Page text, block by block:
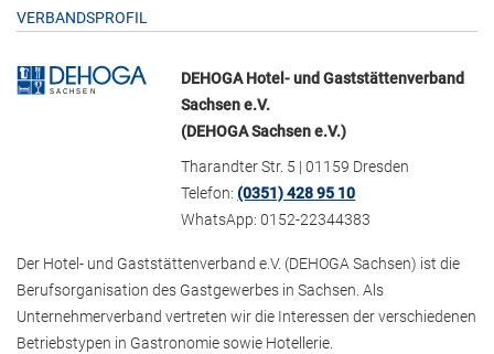
VERBANDSPROFIL
DEHOGA Hotel- und Gaststättenverband
Sachsen e.V.
(DEHOGA Sachsen e.V.)
Tharandter Str. 5 | 01159 Dresden
Telefon:(0351) 428 95 10
WhatsApp: 0152-22344383
Der Hotel- und Gaststättenverband e.V. (DEHOGA Sachsen) ist die
Berufsorganisation des Gastgewerbes in Sachsen. Als
Unternehmerverband vertreten wir die Interessen der verschiedenen
Betriebstypen in Gastronomie sowie Hotellerie.